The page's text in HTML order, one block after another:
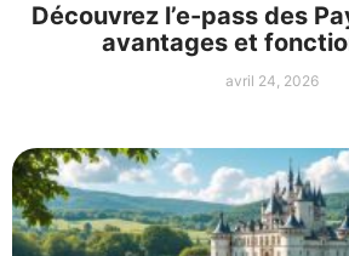
Découvrez l’e-pass des
avantages et
avril 24, 2026